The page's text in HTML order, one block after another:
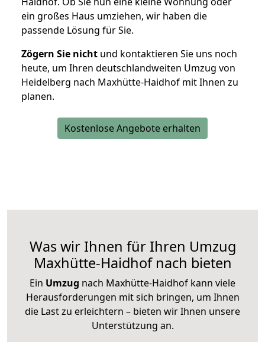
ein großes Haus umziehen, wir haben die
passende Lösung für Sie.
Zögern Sie nicht und kontaktieren Sie uns noch
heute, um Ihren deutschlandweiten Umzug von
Heidelberg nach Maxhütte-Haidhof mit Ihnen zu
planen.
Kostenlose Angebote erhalten
Was wir Ihnen für Ihren Umzug
Maxhütte-Haidhof nach bieten
Ein Umzug nach Maxhütte-Haidhof kann viele
Herausforderungen mit sich bringen, um Ihnen
die Last zu erleichtern – bieten wir Ihnen unsere
Unterstützung an.